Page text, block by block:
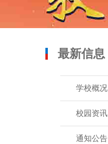
最新信息
学校概况
校园资讯
通知公告